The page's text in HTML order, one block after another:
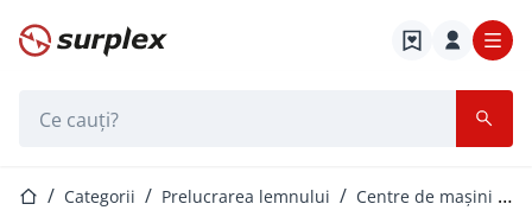
Pagina de start
Pagina de start
Categorii Prelucrarea lemnului Centre de mașini CNC